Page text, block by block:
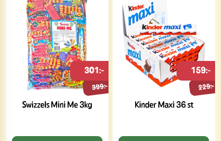
Swizzels Mini Me 3kg
399:-
301:-
Kinder Maxi 36 st
229:-
159:-